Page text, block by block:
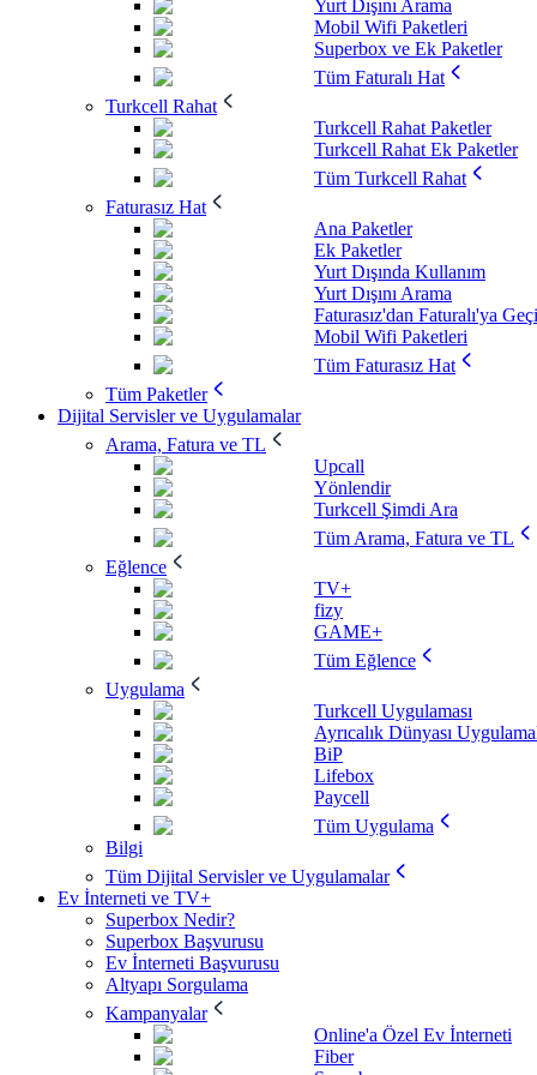
Yurt Dışını Arama
Mobil Wifi Paketleri
Superbox ve Ek Paketler
Tüm Faturalı Hat
Turkcell Rahat
Turkcell Rahat Paketler
Turkcell Rahat Ek Paketler
Tüm Turkcell Rahat
Faturasız Hat
Ana Paketler
Ek Paketler
Yurt Dışında Kullanım
Yurt Dışını Arama
Faturasız'dan Faturalı'ya
Mobil Wifi Paketleri
Tüm Faturasız Hat
Tüm Paketler
Dijital Servisler ve Uygulamalar
Arama, Fatura ve TL
Upcall
Yönlendir
Turkcell Şimdi Ara
Tüm Arama, Fatura ve TL
Eğlence
TV+
fizy
GAME+
Tüm Eğlence
Uygulama
Turkcell Uygulaması
Ayrıcalık Dünyası
BiP
Lifebox
Paycell
Tüm Uygulama
Bilgi
Tüm Dijital Servisler ve Uygulamalar
Ev İnterneti ve TV+
Superbox Nedir?
Superbox Başvurusu
Ev İnterneti Başvurusu
Altyapı Sorgulama
Kampanyalar
Online'a Özel Ev İnterneti
Fiber